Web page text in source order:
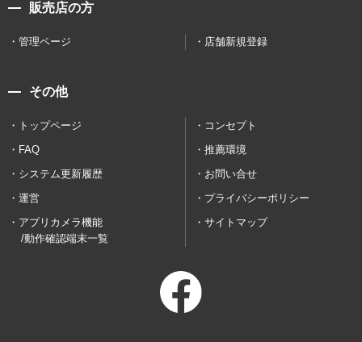
販売店の方
管理ページ 店舗新規登録
その他
トップページ
コンセプト
FAQ
推薦環境
システム更新履歴
お問い合せ
運営
プライバシーポリシー
アプリカメラ機能
/動作確認端末一覧
サイトマップ